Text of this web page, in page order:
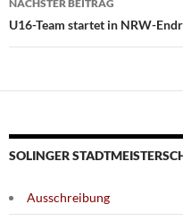
NÄCHSTER BEITRAG
U16-Team startet in NRW-
SOLINGER
Ausschreibung